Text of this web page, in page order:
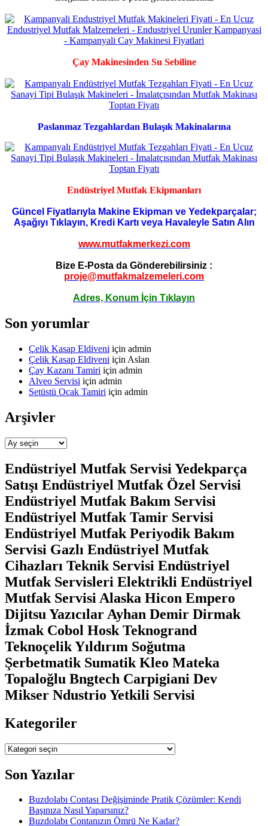
Çay Makinesinden Su Sebiline
Paslanmaz Tezgahlardan Bulaşık Makinalarına
Endüstriyel Mutfak Ekipmanları
Güncel Fiyatlarıyla Makine Ekipman ve Yedekparçalar;
Aşağıyı Tıklayın, Kredi Kartı veya Havaleyle Satın Alın
www.mutfakmerkezi.com
Bize E-Posta da Gönderebilirsiniz :
proje@mutfakmalzemeleri.com
Adres, Konum İçin Tıklayın
Son yorumlar
Çelik Kasap Eldiveni için admin
Çelik Kasap Eldiveni için Aslan
Çay Kazanı Tamiri için admin
Alveo Servisi için admin
Setüstü Ocak Tamiri için admin
Arşivler
Arşivler
Endüstriyel Mutfak Servisi Yedekparça
Satışı Endüstriyel Mutfak Özel Servisi
Endüstriyel Mutfak Bakım Servisi
Endüstriyel Mutfak Tamir Servisi
Endüstriyel Mutfak Periyodik Bakım
Servisi Gazlı Endüstriyel Mutfak
Cihazları Teknik Servisi Endüstriyel
Mutfak Servisleri Elektrikli Endüstriyel
Mutfak Servisi Alaska Hicon Empero
Dijitsu Yazıcılar Ayhan Demir Dirmak
İzmak Cobol Hosk Teknogrand
Teknoçelik Yıldırım Soğutma
Şerbetmatik Sumatik Kleo Mateka
Topaloğlu Bngtech Carpigiani Dev
Mikser Ndustrio Yetkili Servisi
Kategoriler
Kategoriler
Son Yazılar
Buzdolabı Contası Değişiminde Pratik Çözümler: Kendi
Başınıza Nasıl Yaparsınız?
Buzdolabı Contanızın Ömrü Ne Kadar?